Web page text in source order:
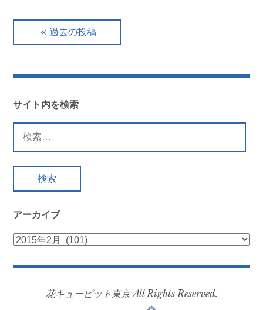
ナ
ビ
ゲ
ー
ン
過去の投稿
サイト内を検索
索:
アーカイブ
ア
カ
花キューピット東京 All Rights Reserved.